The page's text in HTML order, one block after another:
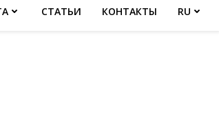
СТАТЬИ КОНТАКТЫ RU